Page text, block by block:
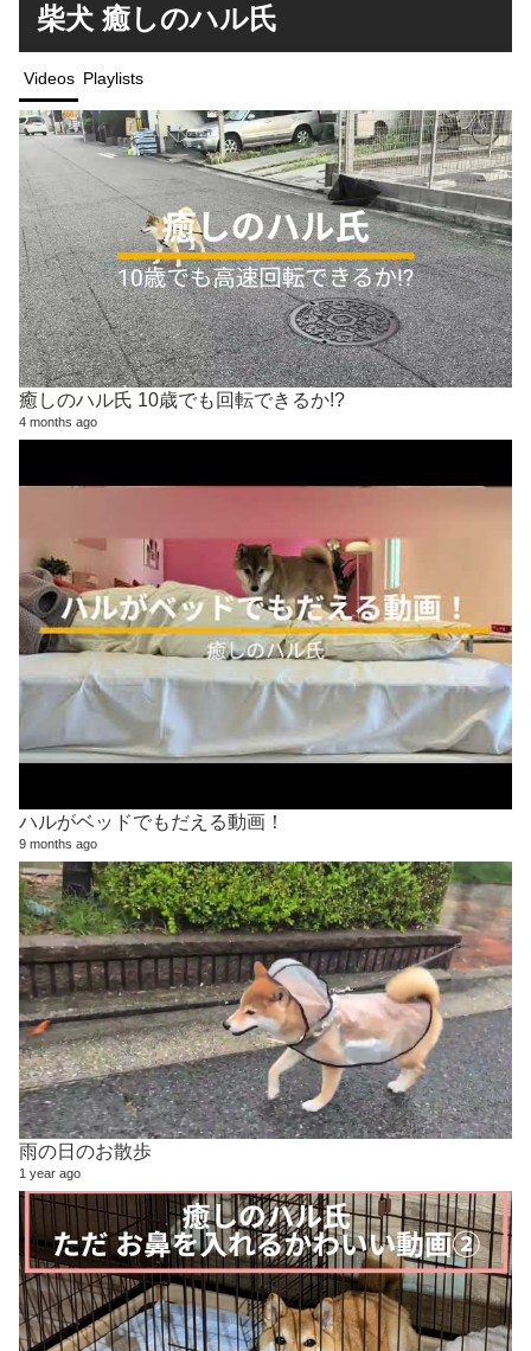
柴犬 癒しのハル氏
Videos Playlists
癒しのハル氏 10歳でも回転できるか!?
4 months ago
ハルがベッドでもだえる動画！
9 months ago
雨の日のお散歩
1 year ago